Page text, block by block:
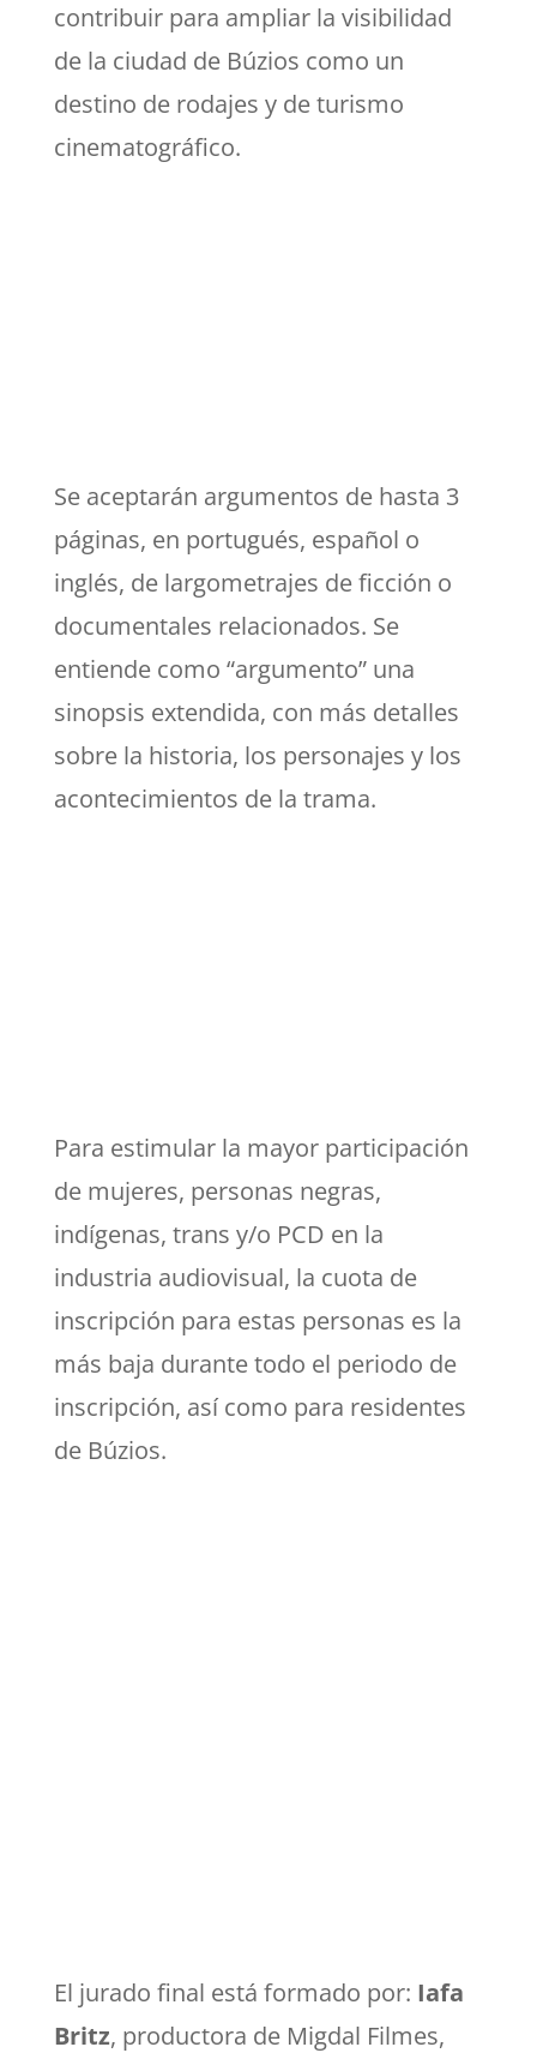
contribuir para ampliar la visibilidad
de la ciudad de Búzios como un
destino de rodajes y de turismo
cinematográfico.
Se aceptarán argumentos de hasta 3
páginas, en portugués, español o
inglés, de largometrajes de ficción o
documentales relacionados. Se
entiende como “argumento” una
sinopsis extendida, con más detalles
sobre la historia, los personajes y los
acontecimientos de la trama.
Para estimular la mayor participación
de mujeres, personas negras,
indígenas, trans y/o PCD en la
industria audiovisual, la cuota de
inscripción para estas personas es la
más baja durante todo el periodo de
inscripción, así como para residentes
de Búzios.
El jurado final está formado por: Iafa
Britz, productora de Migdal Filmes,